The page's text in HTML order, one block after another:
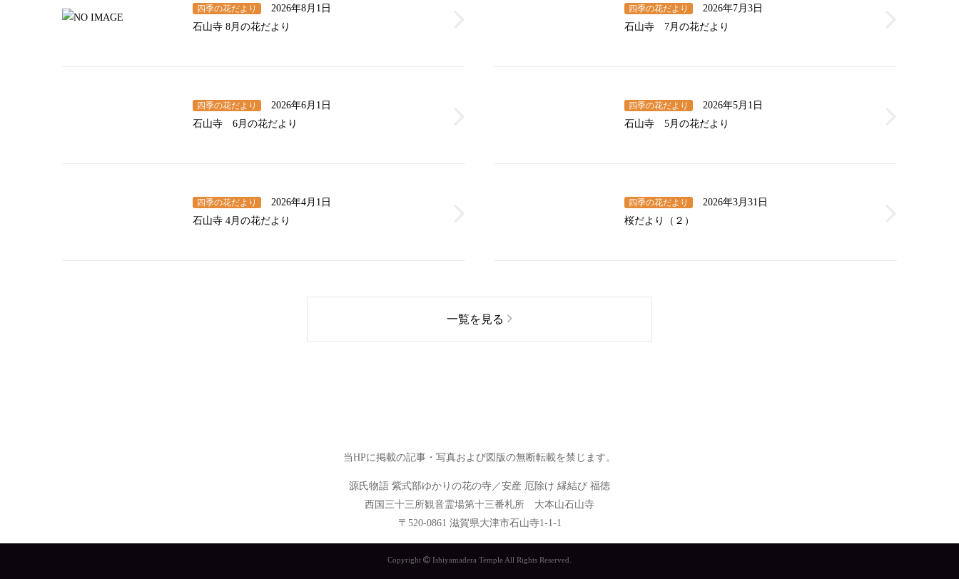
四季の花だより
2026年8月1日
石山寺 8月の花だより
四季の花だより
2026年7月3日
石山寺 7月の花だより
四季の花だより
2026年6月1日
石山寺 6月の花だより
四季の花だより
2026年5月1日
石山寺 5月の花だより
四季の花だより
2026年4月1日
石山寺 4月の花だより
四季の花だより
2026年3月31日
桜だより（２）
一覧を見る
当HPに掲載の記事・写真および図版の無断転載を禁じます。
源氏物語 紫式部ゆかりの花の寺／安産 厄除け 縁結び 福徳
西国三十三所観音霊場第十三番札所 大本山石山寺
〒520-0861 滋賀県大津市石山寺1-1-1
Copyright Ishiyamadera Temple All Rights Reserved.